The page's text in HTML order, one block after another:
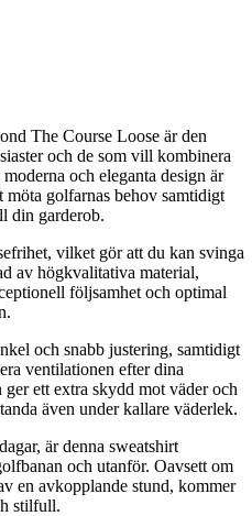
The Course Loose är den
och de som vill kombinera
och eleganta design är
golfarnas behov samtidigt
din garderob.
vilket gör att du kan svinga
av högkvalitativa material,
följsamhet och optimal
och snabb justering, samtidigt
ventilationen efter dina
ett extra skydd mot väder och
även under kallare väderlek.
är denna sweatshirt
och utanför. Oavsett om
en avkopplande stund, kommer
stilfull.